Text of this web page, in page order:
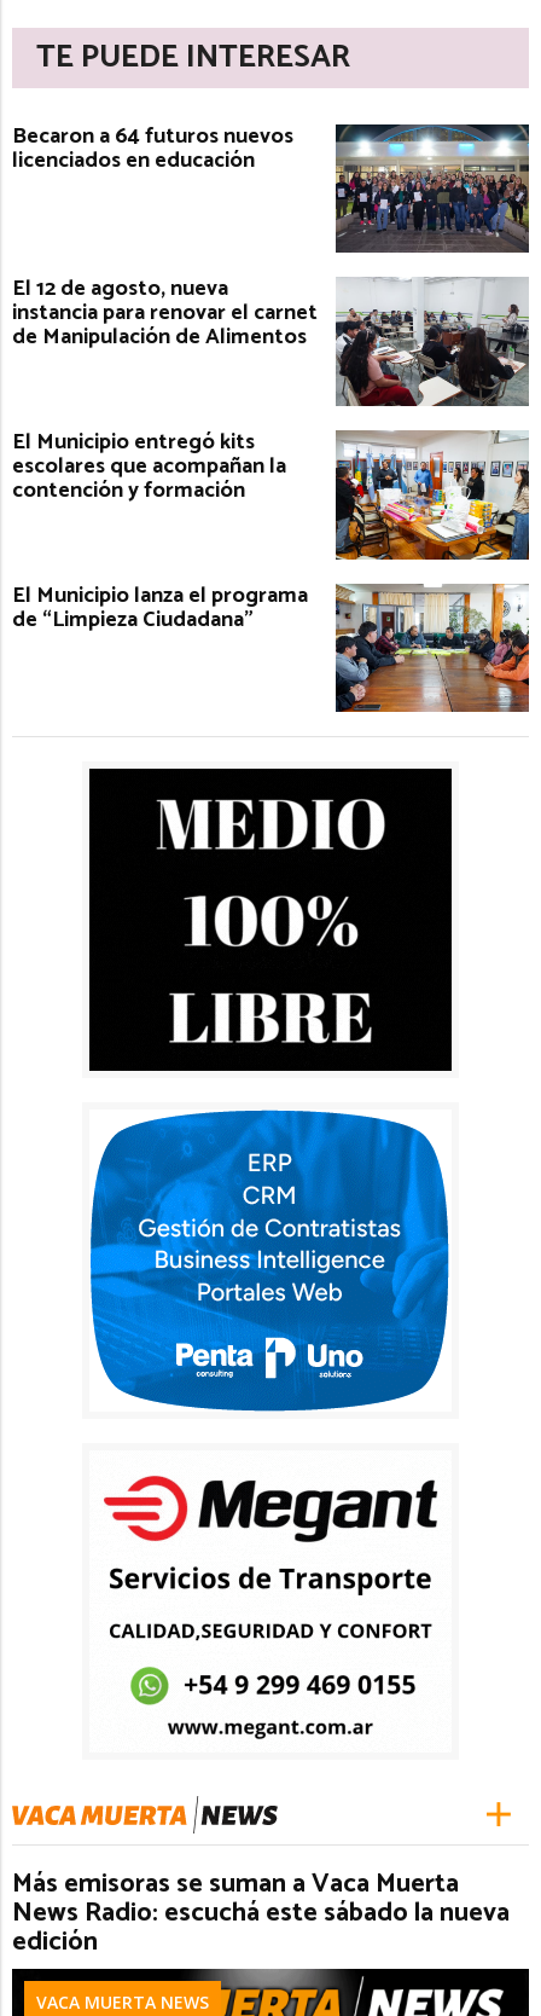
TE PUEDE INTERESAR
Becaron a 64 futuros nuevos
licenciados en educación
El 12 de agosto, nueva
instancia para renovar el carnet
de Manipulación de Alimentos
El Municipio entregó kits
escolares que acompañan la
contención y formación
El Municipio lanza el programa
de “Limpieza Ciudadana”
Más emisoras se suman a Vaca Muerta
News Radio: escuchá este sábado la nueva
edición
VACA MUERTA NEWS